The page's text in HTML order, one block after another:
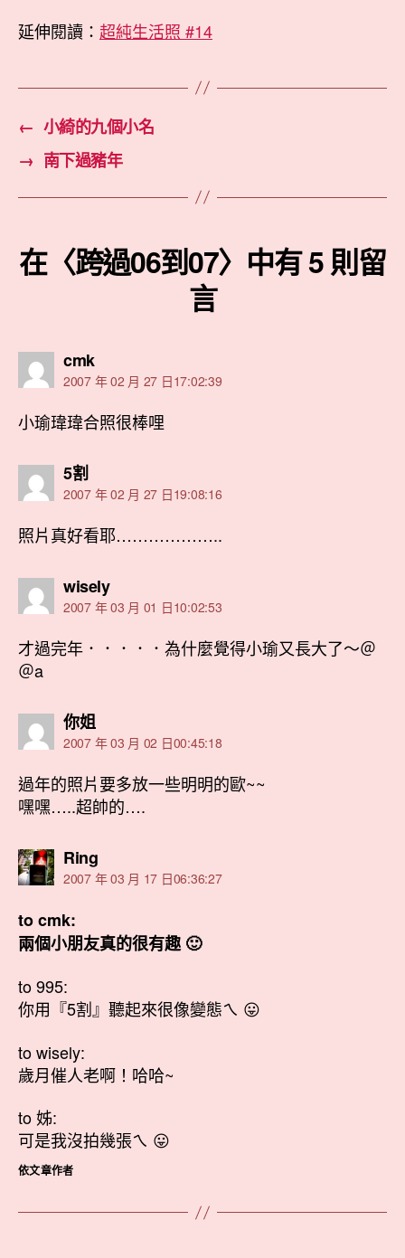
延伸閱讀： 超純生活照 #14
← 小綺的九個小名
→ 南下過豬年
在〈跨過06到07〉中有 5 則留
言
cmk表
示:
2007 年 02 月 27 日17:02:39
小瑜瑋瑋合照很棒哩
5割表
示:
2007 年 02 月 27 日19:08:16
照片真好看耶………………..
wisely表
示:
2007 年 03 月 01 日10:02:53
才過完年．．．．．為什麼覺得小瑜又長大了～＠
＠a
你姐表
示:
2007 年 03 月 02 日00:45:18
過年的照片要多放一些明明的歐~~
嘿嘿…..超帥的….
Ring表
示:
2007 年 03 月 17 日06:36:27
to cmk:
兩個小朋友真的很有趣 🙂
to 995:
你用『5割』聽起來很像變態ㄟ 😛
to wisely:
歲月催人老啊！哈哈~
to 姊:
可是我沒拍幾張ㄟ 😛
依文章作者